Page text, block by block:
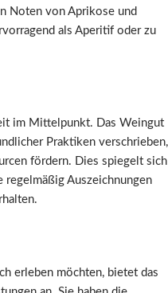
Noten von Aprikose und
als Aperitif oder zu
im Mittelpunkt. Das Weingut
Praktiken verschrieben,
fördern. Dies spiegelt sich
Auszeichnungen
erleben möchten, bietet das